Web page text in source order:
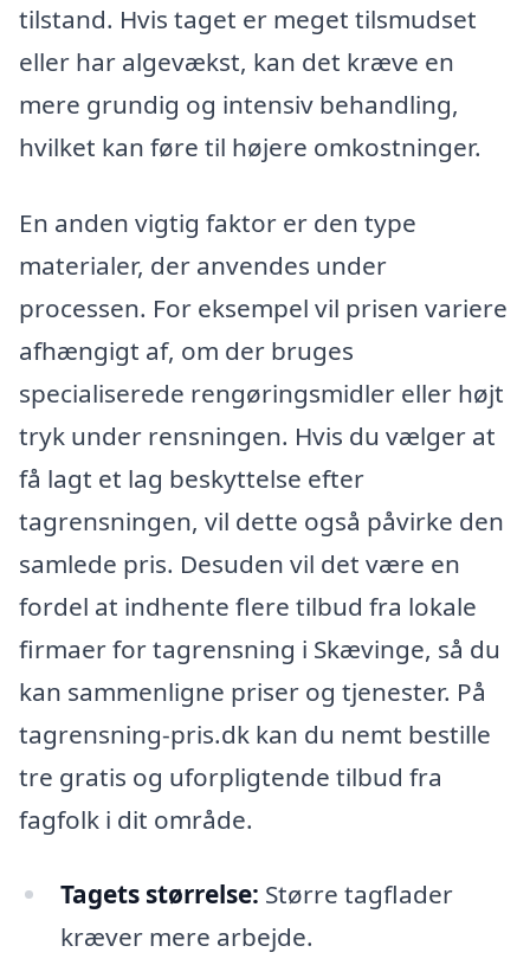
tilstand. Hvis taget er meget tilsmudset
eller har algevækst, kan det kræve en
mere grundig og intensiv behandling,
hvilket kan føre til højere omkostninger.
En anden vigtig faktor er den type
materialer, der anvendes under
processen. For eksempel vil prisen variere
afhængigt af, om der bruges
specialiserede rengøringsmidler eller højt
tryk under rensningen. Hvis du vælger at
få lagt et lag beskyttelse efter
tagrensningen, vil dette også påvirke den
samlede pris. Desuden vil det være en
fordel at indhente flere tilbud fra lokale
firmaer for tagrensning i Skævinge, så du
kan sammenligne priser og tjenester. På
tagrensning-pris.dk kan du nemt bestille
tre gratis og uforpligtende tilbud fra
fagfolk i dit område.
Tagets størrelse: Større tagflader
kræver mere arbejde.